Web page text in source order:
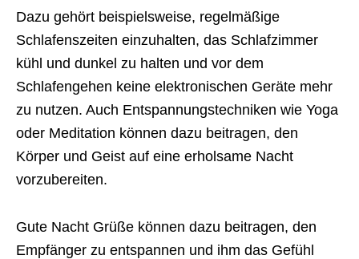
Dazu gehört beispielsweise, regelmäßige
Schlafenszeiten einzuhalten, das Schlafzimmer
kühl und dunkel zu halten und vor dem
Schlafengehen keine elektronischen Geräte mehr
zu nutzen. Auch Entspannungstechniken wie Yoga
oder Meditation können dazu beitragen, den
Körper und Geist auf eine erholsame Nacht
vorzubereiten.
Gute Nacht Grüße können dazu beitragen, den
Empfänger zu entspannen und ihm das Gefühl